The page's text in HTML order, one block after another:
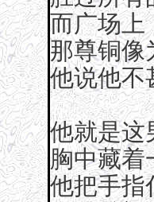
而广场上
那尊铜像
他说他不
他就是这
胸中藏着
他把手指